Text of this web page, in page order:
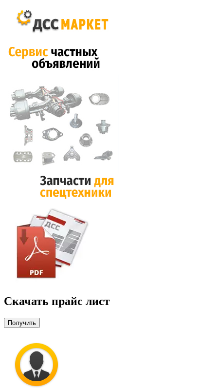
Скачать прайс лист
Получить